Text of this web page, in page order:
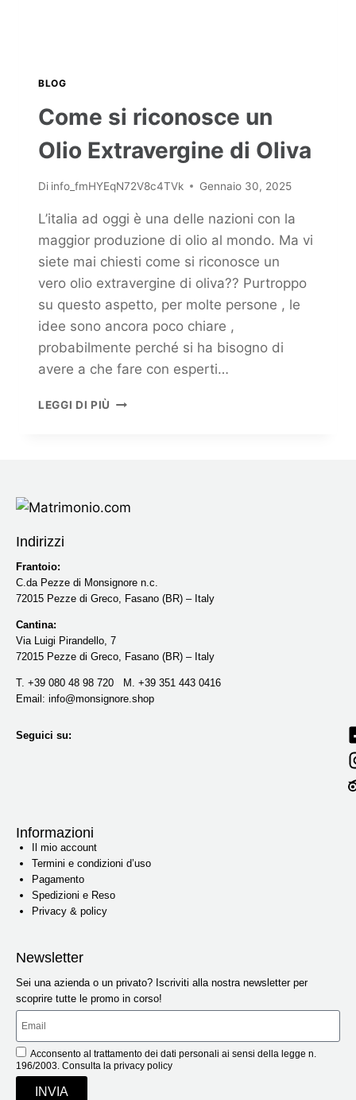
BLOG
Come si riconosce un
Olio Extravergine di Oliva
Di info_fmHYEqN72V8c4TVk Gennaio 30, 2025
L’italia ad oggi è una delle nazioni con la
maggior produzione di olio al mondo. Ma vi
siete mai chiesti come si riconosce un
vero olio extravergine di oliva?? Purtroppo
su questo aspetto, per molte persone , le
idee sono ancora poco chiare ,
probabilmente perché si ha bisogno di
avere a che fare con esperti…
LEGGI DI PIÙ
Indirizzi
Frantoio:
C.da Pezze di Monsignore n.c.
72015 Pezze di Greco, Fasano (BR) – Italy
Cantina:
Via Luigi Pirandello, 7
72015 Pezze di Greco, Fasano (BR) – Italy
T. +39 080 48 98 720 M. +39 351 443 0416‬
Email: info@monsignore.shop
Seguici su:
Informazioni
Il mio account
Termini e condizioni d’uso
Pagamento
Spedizioni e Reso
Privacy & policy
Newsletter
Sei una azienda o un privato? Iscriviti alla nostra newsletter per
scoprire tutte le promo in corso!
Acconsento al trattamento dei dati personali ai sensi della legge n.
196/2003. Consulta la privacy policy
INVIA